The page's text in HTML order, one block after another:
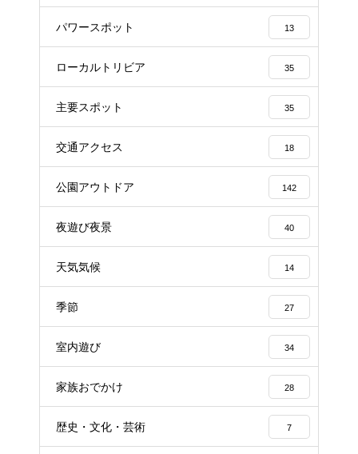
パワースポット 13
ローカルトリビア 35
主要スポット 35
交通アクセス 18
公園アウトドア 142
夜遊び夜景 40
天気気候 14
季節 27
室内遊び 34
家族おでかけ 28
歴史・文化・芸術 7